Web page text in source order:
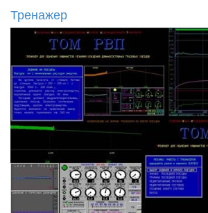
Тренажер